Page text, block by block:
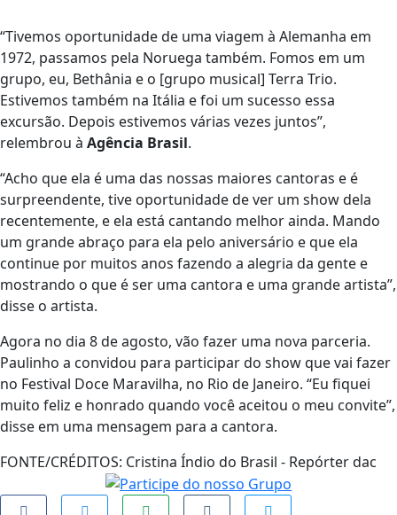
“Tivemos oportunidade de uma viagem à Alemanha em
1972, passamos pela Noruega também. Fomos em um
grupo, eu, Bethânia e o [grupo musical] Terra Trio.
Estivemos também na Itália e foi um sucesso essa
excursão. Depois estivemos várias vezes juntos”,
relembrou à Agência Brasil.
“Acho que ela é uma das nossas maiores cantoras e é
surpreendente, tive oportunidade de ver um show dela
recentemente, e ela está cantando melhor ainda. Mando
um grande abraço para ela pelo aniversário e que ela
continue por muitos anos fazendo a alegria da gente e
mostrando o que é ser uma cantora e uma grande artista”,
disse o artista.
Agora no dia 8 de agosto, vão fazer uma nova parceria.
Paulinho a convidou para participar do show que vai fazer
no Festival Doce Maravilha, no Rio de Janeiro. “Eu fiquei
muito feliz e honrado quando você aceitou o meu convite”,
disse em uma mensagem para a cantora.
FONTE/CRÉDITOS: Cristina Índio do Brasil - Repórter dac